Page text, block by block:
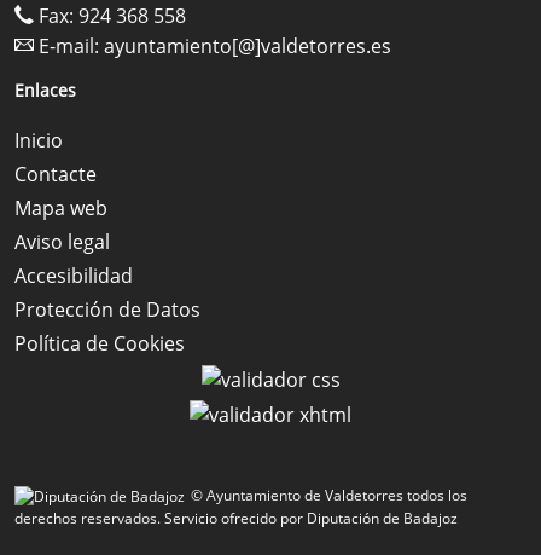
Fax: 924 368 558
E-mail: ayuntamiento[@]valdetorres.es
Enlaces
Inicio
Contacte
Mapa web
Aviso legal
Accesibilidad
Protección de Datos
Política de Cookies
© Ayuntamiento de Valdetorres todos los
derechos reservados.Servicio ofrecido por Diputación de Badajoz